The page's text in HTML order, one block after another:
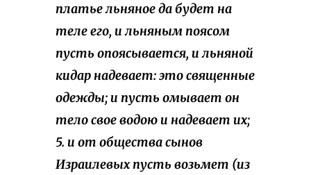
платье льняное да будет на
теле его, и льняным поясом
пусть опоясывается, и льняной
кидар надевает: это священные
одежды; и пусть омывает он
тело свое водою и надевает их;
5. и от общества сынов
Израилевых пусть возьмет (из